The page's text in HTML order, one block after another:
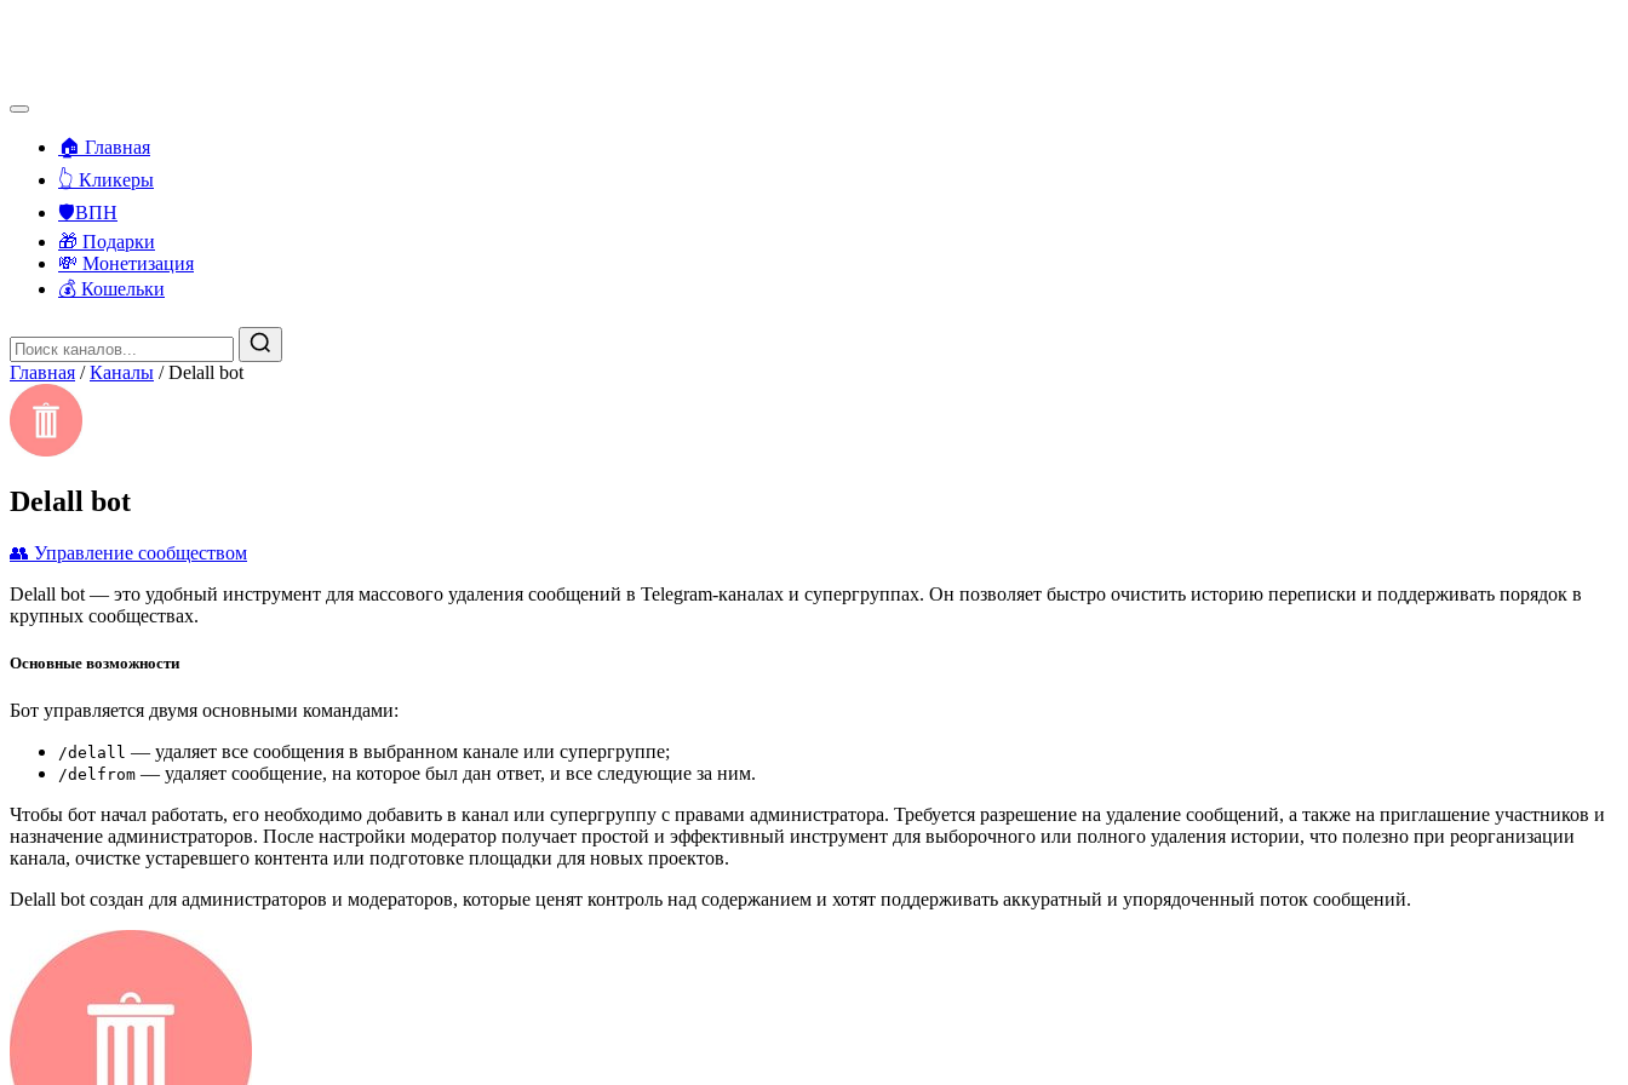
🏠 Главная
👆 Кликеры
🛡️ВПН
🎁 Подарки
💸 Монетизация
💰 Кошельки
Главная / Каналы / Delall bot
Delall bot
👥 Управление сообществом
Delall bot — это удобный инструмент для массового удаления сообщений в Telegram-каналах и супергруппах. Он позволяет быстро очистить историю переписки и поддерживать порядок в
крупных сообществах.
Основные возможности
Бот управляется двумя основными командами:
/delall — удаляет все сообщения в выбранном канале или супергруппе;
/delfrom — удаляет сообщение, на которое был дан ответ, и все следующие за ним.
Чтобы бот начал работать, его необходимо добавить в канал или супергруппу с правами администратора. Требуется разрешение на удаление сообщений, а также на приглашение участников и
назначение администраторов. После настройки модератор получает простой и эффективный инструмент для выборочного или полного удаления истории, что полезно при реорганизации
канала, очистке устаревшего контента или подготовке площадки для новых проектов.
Delall bot создан для администраторов и модераторов, которые ценят контроль над содержанием и хотят поддерживать аккуратный и упорядоченный поток сообщений.